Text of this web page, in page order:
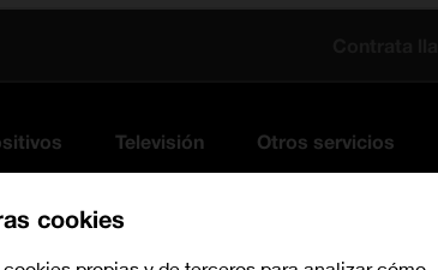
Televisión Otros servicios
cookies